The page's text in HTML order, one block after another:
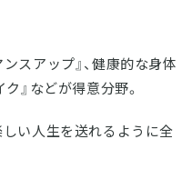
スアップ』、健康的な身体
』などが得意分野。
い人生を送れるように全